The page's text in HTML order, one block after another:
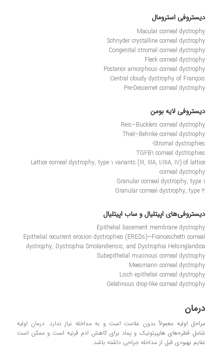
دیستروفی استرومال
Macular corneal dystrophy
Schnyder crystalline corneal dystrophy
Congenital stromal corneal dystrophy
Fleck corneal dystrophy
Posterior amorphous corneal dystrophy
Central cloudy dystrophy of François
Pre-Descemet corneal dystrophy
دیستروفی لایه بومن
Reis–Bücklers corneal dystrophy
Thiel–Behnke corneal dystrophy
Stromal dystrophies-
TGFB1 corneal dystrophies
Lattice corneal dystrophy, type 1 variants (III, IIIA, I/IIIA, IV) of lattice
corneal dystrophy
Granular corneal dystrophy, type 1
Granular corneal dystrophy, type 2
دیستروفی‌های اپیتلیال و ساب اپیتلیال
Epithelial basement membrane dystrophy
Epithelial recurrent erosion dystrophies (EREDs)—Franceschetti corneal
dystrophy, Dystrophia Smolandiensis, and Dystrophia Helsinglandica
Subepithelial mucinous corneal dystrophy
Meesmann corneal dystrophy
Lisch epithelial corneal dystrophy
Gelatinous drop-like corneal dystrophy
درمان
مراحل اولیه معمولاً بدون علامت است و به مداخله نیاز ندارد. درمان اولیه
شامل قطره‌های هایپرتونیک و پماد برای کاهش ادم قرنیه است و ممکن است
علایم بهبودی قبل از مداخله جراحی داشته باشد.